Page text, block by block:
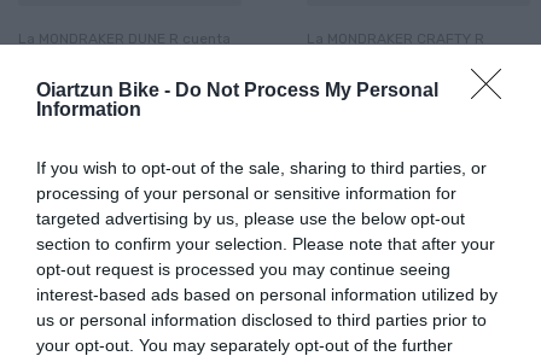
Oiartzun Bike - Do Not Process My Personal
Information
If you wish to opt-out of the sale, sharing to third parties, or
processing of your personal or sensitive information for
targeted advertising by us, please use the below opt-out
section to confirm your selection. Please note that after your
opt-out request is processed you may continue seeing
interest-based ads based on personal information utilized by
us or personal information disclosed to third parties prior to
your opt-out. You may separately opt-out of the further
Carbon de 2,650g de ...
cinemática del sistema de ...
ARTÍCULOS RELACIONADOS